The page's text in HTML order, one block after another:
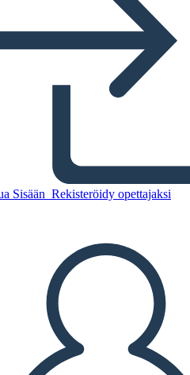
Sisään Rekisteröidy opettajaksi
kuvakäsikirjoitus
DIAESITYS
LUE MINULLE